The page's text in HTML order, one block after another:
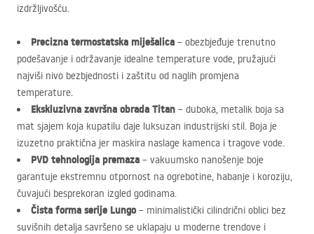
izdržljivošću.
Precizna termostatska miješalica – obezbjeđuje trenutno
podešavanje i održavanje idealne temperature vode, pružajući
najviši nivo bezbjednosti i zaštitu od naglih promjena
temperature.
Ekskluzivna završna obrada Titan – duboka, metalik boja sa
mat sjajem koja kupatilu daje luksuzan industrijski stil. Boja je
izuzetno praktična jer maskira naslage kamenca i tragove vode.
PVD tehnologija premaza – vakuumsko nanošenje boje
garantuje ekstremnu otpornost na ogrebotine, habanje i koroziju,
čuvajući besprekoran izgled godinama.
Čista forma serije Lungo– minimalistički cilindrični oblici bez
suvišnih detalja savršeno se uklapaju u moderne trendove i